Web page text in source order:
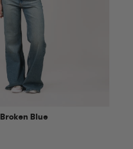
Blue